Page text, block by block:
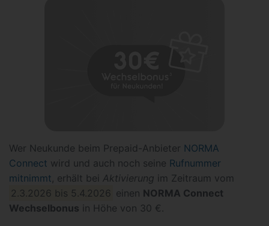
Wer Neukunde beim Prepaid-Anbieter NORMA
Connect wird und auch noch seine Rufnummer
mitnimmt, erhält bei Aktivierung im Zeitraum vom
2.3.2026 bis 5.4.2026 einen NORMA Connect
Wechselbonus in Höhe von 30 €.